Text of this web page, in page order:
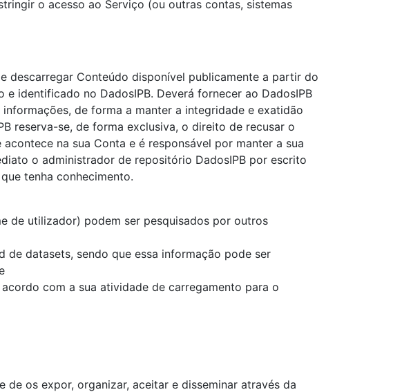
o acesso ao Serviço (ou outras contas, sistemas
descarregar Conteúdo disponível publicamente a partir do
identificado no DadosIPB. Deverá fornecer ao DadosIPB
de forma a manter a integridade e exatidão
reserva-se, de forma exclusiva, o direito de recusar o
na sua Conta e é responsável por manter a sua
o administrador de repositório DadosIPB por escrito
tenha conhecimento.
de utilizador) podem ser pesquisados por outros
datasets, sendo que essa informação pode ser
com a sua atividade de carregamento para o
os expor, organizar, aceitar e disseminar através da